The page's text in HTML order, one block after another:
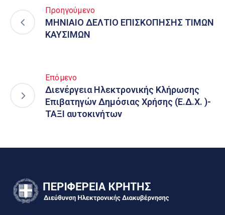
Προηγούμενο
MHNIAIO ΔΕΛΤΙΟ ΕΠΙΣΚΟΠΗΣΗΣ ΤΙΜΩΝ
ΚΑΥΣΙΜΩΝ
Επόμενο
Διενέργεια Ηλεκτρονικής Κλήρωσης
Επιβατηγών Δημόσιας Χρήσης (Ε.Δ.Χ. )-
ΤΑΞΙ αυτοκινήτων